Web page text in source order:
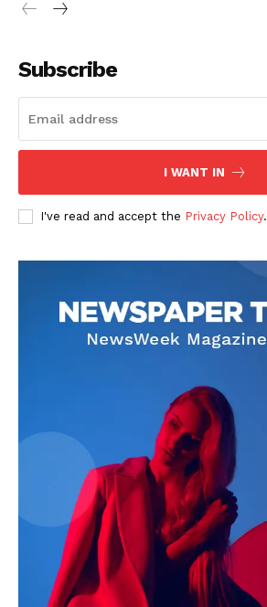
Contact us
Subscription Plans
My account
Subscribe
I WANT IN
I've read and accept the Privacy Policy.